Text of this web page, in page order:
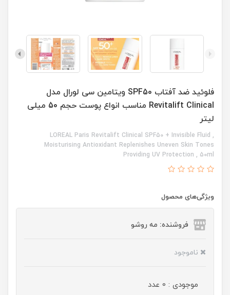
فلوئید ضد آفتاب SPF50 ویتامین سی لورال مدل
Revitalift Clinical مناسب انواع پوست حجم 50 میلی
لیتر
LOREAL Paris Revitalift Clinical SPF50 + Invisible Fluid ,
Moisturising Antioxidant Replenishes Uneven Skin Tones
Providing UV Protection , 50ml
ویژگی‌های محصول
فروشنده: مه رو‌شو
ناموجود
موجودی : 0 عدد